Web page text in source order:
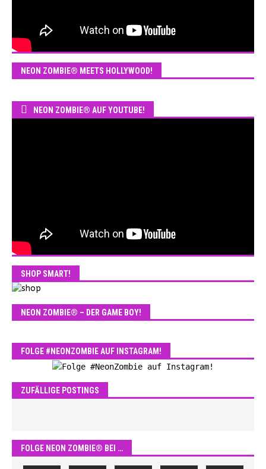
NEON ZOMBIE® MEETS HOLLYWOOD!
NEON ZOMBIE® AUF YOUTUBE!
SHOP SMART!
NEON ZOMBIE® – DER GAME BOY!
FOLGE #NEONZOMBIE AUF INSTAGRAM!
ZUFÄLLIGE POSTINGS
FOLGE NEON ZOMBIE® BEI …